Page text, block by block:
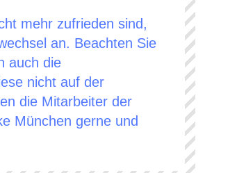
mehr zufrieden sind,
an. Beachten Sie
auch die
nicht auf der
die Mitarbeiter der
München gerne und